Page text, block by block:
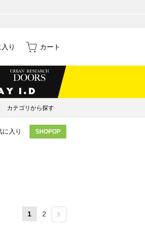
り カート
カテゴリから探す
に入り SHOPOP
1 2